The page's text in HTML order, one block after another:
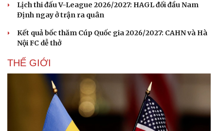
Lịch thi đấu V-League 2026/2027: HAGL đối đầu Nam
Định ngay ở trận ra quân
Kết quả bốc thăm Cúp Quốc gia 2026/2027: CAHN và Hà
Nội FC dễ thở
THẾ GIỚI